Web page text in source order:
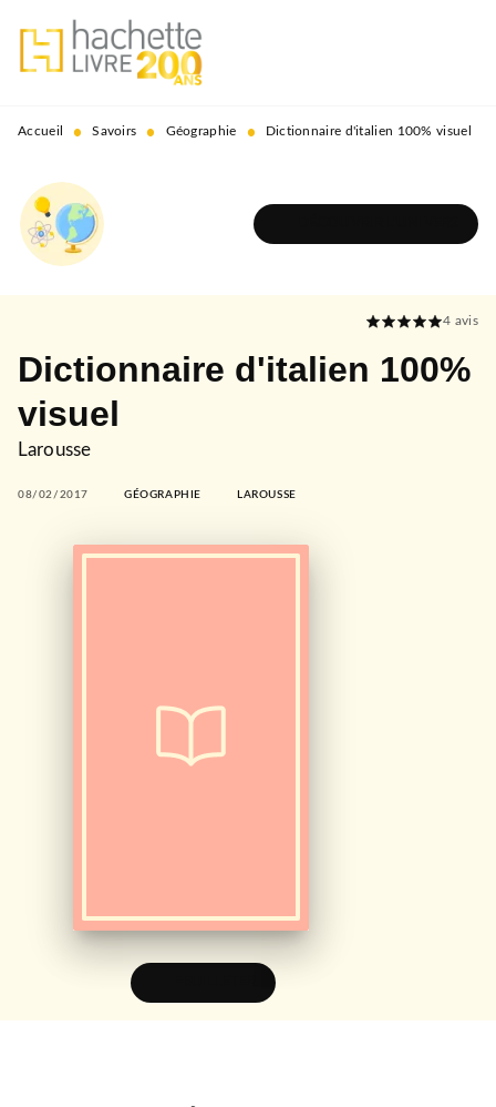
MENU RECHERCHE
PIED DE PAGE
Accueil • Savoirs • Géographie • Dictionnaire d'italien 100% visuel
4 avis
Dictionnaire d'italien 100%
visuel
Larousse
08/02/2017 GÉOGRAPHIE LAROUSSE